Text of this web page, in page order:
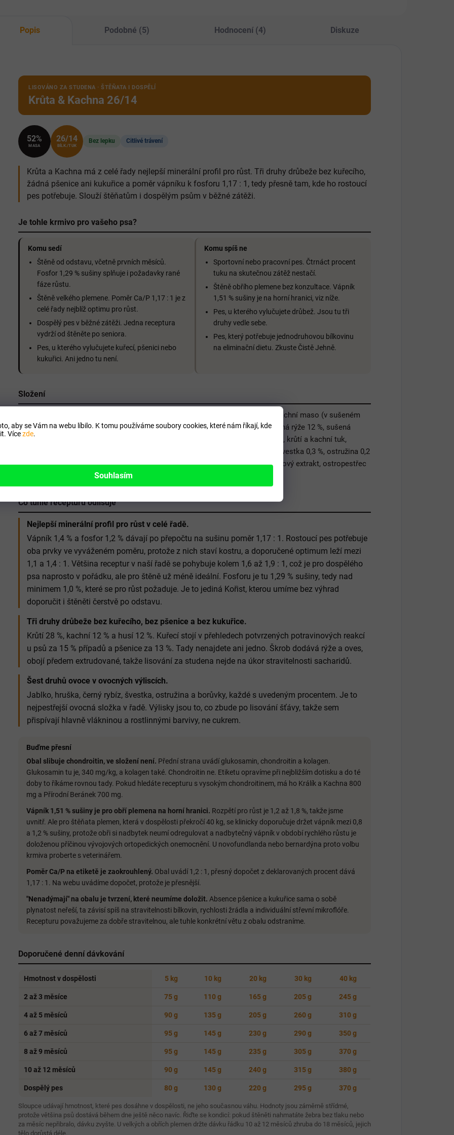
aby se Vám na webu líbilo. K tomu používáme soubory cookies, které nám říkají, kde
Vícezde.
Souhlasím
Popis Podobné (5) Hodnocení (4) Diskuze
LISOVÁNO ZA STUDENA · ŠTĚŇATA I DOSPĚLÍ
Krůta & Kachna 26/14
52%
MASA
26/14
BÍLK./TUK
Bez lepku Citlivé trávení
Krůta a Kachna má z celé řady nejlepší minerální profil pro růst. Tři druhy drůbeže bez kuřecího,
žádná pšenice ani kukuřice a poměr vápníku k fosforu 1,17 : 1, tedy přesně tam, kde ho rostoucí
pes potřebuje. Slouží štěňatům i dospělým psům v běžné zátěži.
Je tohle krmivo pro vašeho psa?
Komu sedí
Štěně od odstavu, včetně prvních měsíců.
Fosfor 1,29 % sušiny splňuje i požadavky rané
fáze růstu.
Štěně velkého plemene. Poměr Ca/P 1,17 : 1 je z
celé řady nejblíž optimu pro růst.
Dospělý pes v běžné zátěži. Jedna receptura
vydrží od štěněte po seniora.
Pes, u kterého vylučujete kuřecí, pšenici nebo
kukuřici. Ani jedno tu není.
Komu spíš ne
Sportovní nebo pracovní pes. Čtrnáct procent
tuku na skutečnou zátěž nestačí.
Štěně obřího plemene bez konzultace. Vápník
1,51 % sušiny je na horní hranici, viz níže.
Pes, u kterého vylučujete drůbež. Jsou tu tři
druhy vedle sebe.
Pes, který potřebuje jednodruhovou bílkovinu
na eliminační dietu. Zkuste Čistě Jehně.
Složení
Čerstvě zpracované krůtí maso (v sušeném stavu 28 %), čerstvě zpracované kachní maso (v sušeném
stavu 12 %), čerstvě zpracované husí maso (v sušeném stavu 12 %), extrudovaná rýže 12 %, sušená
zelenina 9 % (bramborové vločky, mrkev, petržel, špenát), extrudovaný oves 8 %, krůtí a kachní tuk,
konopné výlisky, ovocné výlisky (jablko 0,6 %, hruška 0,6 %, černý rybíz 0,3 %, švestka 0,3 %, ostružina 0,2
%, borůvky 0,2 %), pivovarské kvasnice, hovězí kolagen, huminové látky, kaštanový extrakt, ostropestřec
mariánský, glukosamin 340 mg/kg.
Co tuhle recepturu odlišuje
Nejlepší minerální profil pro růst v celé řadě.
Vápník 1,4 % a fosfor 1,2 % dávají po přepočtu na sušinu poměr 1,17 : 1. Rostoucí pes potřebuje
oba prvky ve vyváženém poměru, protože z nich staví kostru, a doporučené optimum leží mezi
1,1 a 1,4 : 1. Většina receptur v naší řadě se pohybuje kolem 1,6 až 1,9 : 1, což je pro dospělého
psa naprosto v pořádku, ale pro štěně už méně ideální. Fosforu je tu 1,29 % sušiny, tedy nad
minimem 1,0 %, které se pro růst požaduje. Je to jediná Kořist, kterou umíme bez výhrad
doporučit i štěněti čerstvě po odstavu.
Tři druhy drůbeže bez kuřecího, bez pšenice a bez kukuřice.
Krůtí 28 %, kachní 12 % a husí 12 %. Kuřecí stojí v přehledech potvrzených potravinových reakcí
u psů za 15 % případů a pšenice za 13 %. Tady nenajdete ani jedno. Škrob dodává rýže a oves,
obojí předem extrudované, takže lisování za studena nejde na úkor stravitelnosti sacharidů.
Šest druhů ovoce v ovocných výliscích.
Jablko, hruška, černý rybíz, švestka, ostružina a borůvky, každé s uvedeným procentem. Je to
nejpestřejší ovocná složka v řadě. Výlisky jsou to, co zbude po lisování šťávy, takže sem
přispívají hlavně vlákninou a rostlinnými barvivy, ne cukrem.
Buďme přesní
Obal slibuje chondroitin, ve složení není. Přední strana uvádí glukosamin, chondroitin a kolagen.
Glukosamin tu je, 340 mg/kg, a kolagen také. Chondroitin ne. Etiketu opravíme při nejbližším dotisku a do té
doby to říkáme rovnou tady. Pokud hledáte recepturu s vysokým chondroitinem, má ho Králík a Kachna 800
mg a Přírodní Beránek 700 mg.
Vápník 1,51 % sušiny je pro obří plemena na horní hranici. Rozpětí pro růst je 1,2 až 1,8 %, takže jsme
uvnitř. Ale pro štěňata plemen, která v dospělosti překročí 40 kg, se klinicky doporučuje držet vápník mezi 0,8
a 1,2 % sušiny, protože obři si nadbytek neumí odregulovat a nadbytečný vápník v období rychlého růstu je
doloženou příčinou vývojových ortopedických onemocnění. U novofundlanda nebo bernardýna proto volbu
krmiva proberte s veterinářem.
Poměr Ca/P na etiketě je zaokrouhlený. Obal uvádí 1,2 : 1, přesný dopočet z deklarovaných procent dává
1,17 : 1. Na webu uvádíme dopočet, protože je přesnější.
"Nenadýmají" na obalu je tvrzení, které neumíme doložit. Absence pšenice a kukuřice sama o sobě
plynatost neřeší, ta závisí spíš na stravitelnosti bílkovin, rychlosti žrádla a individuální střevní mikroflóře.
Recepturu považujeme za dobře stravitelnou, ale tuhle konkrétní větu z obalu odstraníme.
Doporučené denní dávkování
Hmotnost v dospělosti 5 kg 10 kg 20 kg 30 kg 40 kg
2 až 3 měsíce 75 g 110 g 165 g 205 g 245 g
4 až 5 měsíců 90 g 135 g 205 g 260 g 310 g
6 až 7 měsíců 95 g 145 g 230 g 290 g 350 g
8 až 9 měsíců 95 g 145 g 235 g 305 g 370 g
10 až 12 měsíců 90 g 145 g 240 g 315 g 380 g
Dospělý pes 80 g 130 g 220 g 295 g 370 g
Sloupce udávají hmotnost, které pes dosáhne v dospělosti, ne jeho současnou váhu. Hodnoty jsou záměrně střídmé,
protože většina psů dostává během dne ještě něco navíc. Řiďte se kondicí: pokud štěněti nahmatáte žebra bez tlaku nebo
za měsíc nepřibralo, dávku zvyšte. U velkých a obřích plemen držte dávku řádku 10 až 12 měsíců zhruba do 18 měsíců, jejich
tělo dorůstá déle.